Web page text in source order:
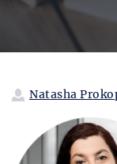
Natasha